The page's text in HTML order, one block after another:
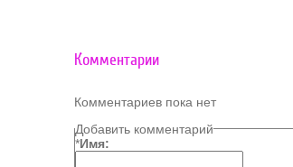
Комментарии
Комментариев пока нет
Добавить комментарий
*Имя: